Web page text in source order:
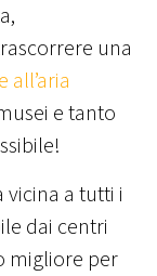
una
all’aria
e tanto
a tutti i
dai centri
migliore per